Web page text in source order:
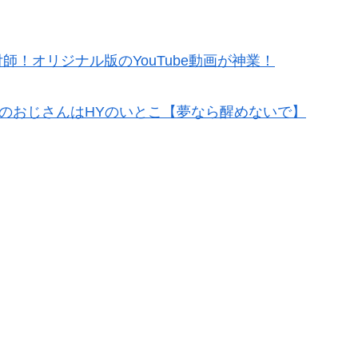
！オリジナル版のYouTube動画が神業！
じさんはHYのいとこ【夢なら醒めないで】